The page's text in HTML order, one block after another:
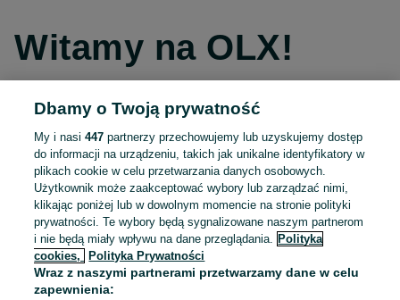
Witamy na OLX!
Kontynuuj przez Facebooka
Kontynuuj przez konto Apple
Kontynuuj przez konto Google
LUB
Dbamy o Twoją prywatność
My i nasi447 partnerzy przechowujemy lub uzyskujemy dostęp
do informacji na urządzeniu, takich jak unikalne identyfikatory w
plikach cookie w celu przetwarzania danych osobowych.
Użytkownik może zaakceptować wybory lub zarządzać nimi,
klikając poniżej lub w dowolnym momencie na stronie polityki
prywatności. Te wybory będą sygnalizowane naszym partnerom
i nie będą miały wpływu na dane przeglądania.
Polityka
cookies,
Polityka Prywatności
Wraz z naszymi partnerami przetwarzamy dane w celu
zapewnienia: